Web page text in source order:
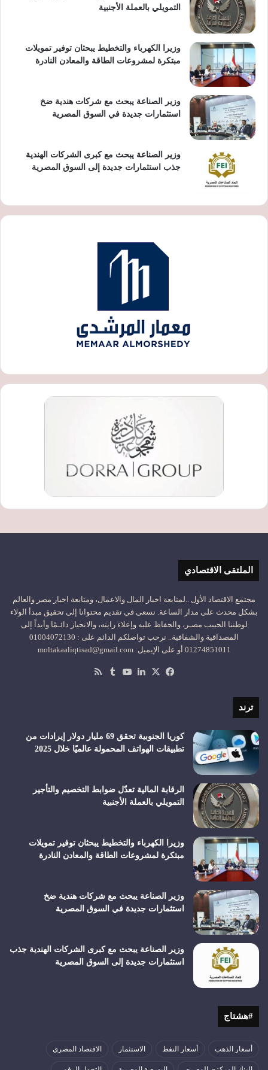
التمويلي بالعملة الأجنبية
وزيرا الكهرباء والتخطيط يبحثان توفير تمويلات
مبتكرة لمشروعات الطاقة والمعادن النادرة
وزير الصناعة يبحث مع شركات هندية ضخ
استثمارات جديدة في السوق المصرية
وزير الصناعة يبحث مع كبرى الشركات الهندية
جذب استثمارات جديدة إلى السوق المصرية
الملتقى الاقتصادي
مجتمع الاقتصاد الأول ..لمتابعة اخبار المال والاعمال، ومتابعة اخبار مصر والعالم
بشكل محدث على مدار الساعة. نسعى في تقديم محتوانا إلى تحقيق مبدأ الولاء
لوطننا الحبيب مصـر، والحفاظ عليه وإعلاء رايته، والانحياز دائـمًا وأبداً إلى
المصداقية والشفافية.. نرحب تواصلكم الدائم على : 01004072130
01274851011 أو على الإيميل: moltakaaliqtisad@gmail.com
فيسبوك
‫X لينكدإن‫YouTube
ترند
كوريا الجنوبية تحقق 69 مليار دولار إيرادات من
تطبيقات الهواتف المحمولة عالميًا خلال 2025
الرقابة المالية تعدّل ضوابط التخصيم والتأجير
التمويلي بالعملة الأجنبية
وزيرا الكهرباء والتخطيط يبحثان توفير تمويلات
مبتكرة لمشروعات الطاقة والمعادن النادرة
وزير الصناعة يبحث مع شركات هندية ضخ
استثمارات جديدة في السوق المصرية
وزير الصناعة يبحث مع كبرى الشركات الهندية جذب
استثمارات جديدة إلى السوق المصرية
#هشتاج
أسعار الذهب أسعار النفط الاستثمار الاقتصاد المصري